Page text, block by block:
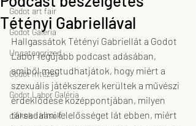
Godot art fair
Godot Galéria
Uncategorized
Godot Intézet
Godot Labor Galéria
cikkek - írások
Tétényi Gabriellával
Hallgassátok Tétényi Gabriellát a Godot
Labor legújabb podcast adásában,
amiből megtudhatjátok, hogy miért a
szexuális játékszerek kerültek a művészi
érdeklődése középpontjában, milyen
társadalmi felelősséget lát ebben, miért